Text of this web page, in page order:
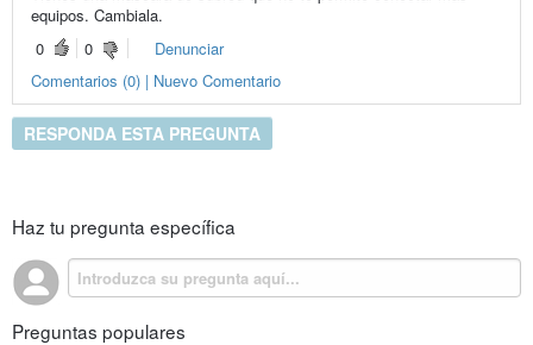
equipos. Cambiala.
0
0
Denunciar
Comentarios (0) | Nuevo Comentario
RESPONDA ESTA PREGUNTA
Haz tu pregunta específica
Preguntas populares